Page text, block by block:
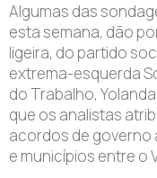
Algumas das
esta semana, dão
ligeira, do partido
extrema-esquerda
do Trabalho,
que os analistas
acordos de governo
e municípios entre o